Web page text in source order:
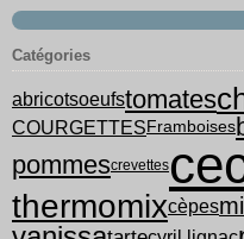
Catégories
abricotsoeufstomates
COURGETTES Framboises
pommescrevettes
thermomixcèpes